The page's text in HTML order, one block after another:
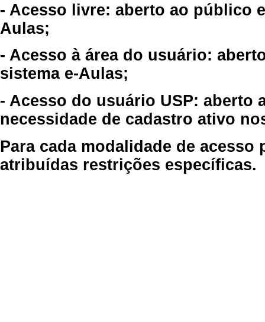
- Acesso livre: aberto ao público
Aulas;
- Acesso à área do usuário:
sistema e-Aulas;
- Acesso do usuário USP: aberto
necessidade de cadastro ativo
Para cada modalidade de
atribuídas restrições específicas.